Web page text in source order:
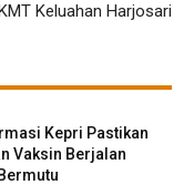
Keluahan Harjosari
Kepri Pastikan
Vaksin Berjalan